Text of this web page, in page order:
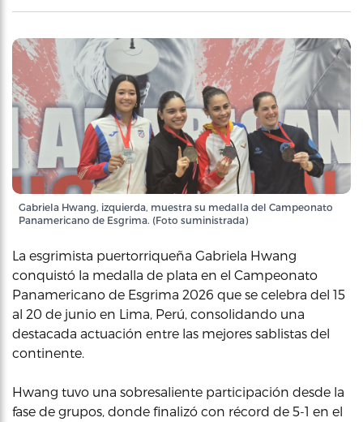
Gabriela Hwang, izquierda, muestra su medalla del Campeonato
Panamericano de Esgrima. (Foto suministrada)
La esgrimista puertorriqueña Gabriela Hwang
conquistó la medalla de plata en el Campeonato
Panamericano de Esgrima 2026 que se celebra del 15
al 20 de junio en Lima, Perú, consolidando una
destacada actuación entre las mejores sablistas del
continente.
Hwang tuvo una sobresaliente participación desde la
fase de grupos, donde finalizó con récord de 5-1 en el